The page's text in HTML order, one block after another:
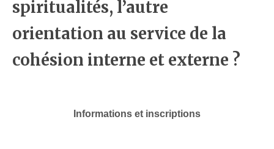
spiritualités, l’autre
orientation au service de la
cohésion interne et externe ?
Informations et inscriptions